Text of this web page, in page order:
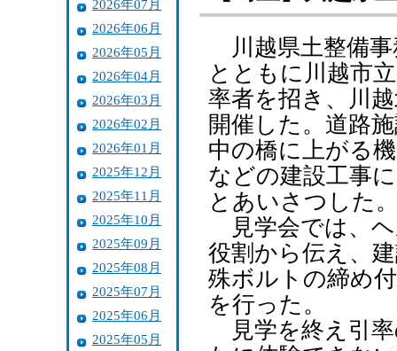
2026年07月
2026年06月
2026年05月
2026年04月
2026年03月
2026年02月
2026年01月
2025年12月
2025年11月
2025年10月
2025年09月
2025年08月
2025年07月
2025年06月
2025年05月
川越県土整備事
とともに川越市
率者を招き、川
開催した。道路
中の橋に上がる
などの建設工事
とあいさつした
見学会では、ヘ
役割から伝え、
殊ボルトの締め
を行った。
見学を終え引